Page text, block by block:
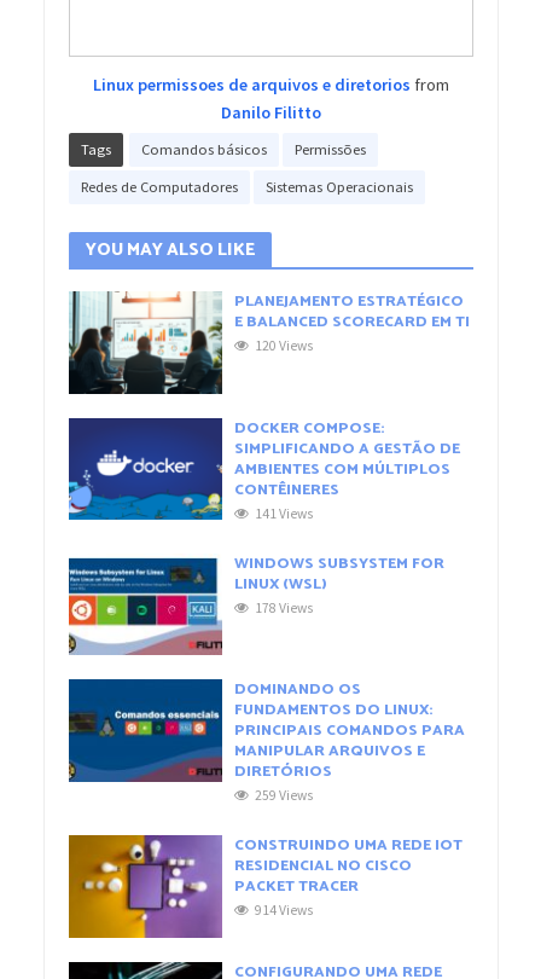
Linux permissoes de arquivos e diretorios from
Danilo Filitto
Tags Comandos básicos Permissões
Redes de Computadores Sistemas Operacionais
YOU MAY ALSO LIKE
PLANEJAMENTO ESTRATÉGICO
E BALANCED SCORECARD EM TI
120 Views
DOCKER COMPOSE:
SIMPLIFICANDO A GESTÃO DE
AMBIENTES COM MÚLTIPLOS
CONTÊINERES
141 Views
WINDOWS SUBSYSTEM FOR
LINUX (WSL)
178 Views
DOMINANDO OS
FUNDAMENTOS DO LINUX:
PRINCIPAIS COMANDOS PARA
MANIPULAR ARQUIVOS E
DIRETÓRIOS
259 Views
CONSTRUINDO UMA REDE IOT
RESIDENCIAL NO CISCO
PACKET TRACER
914 Views
CONFIGURANDO UMA REDE